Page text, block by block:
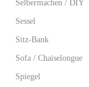
Selbermachen / DIY
Sessel
Sitz-Bank
Sofa / Chaiselongue
Spiegel